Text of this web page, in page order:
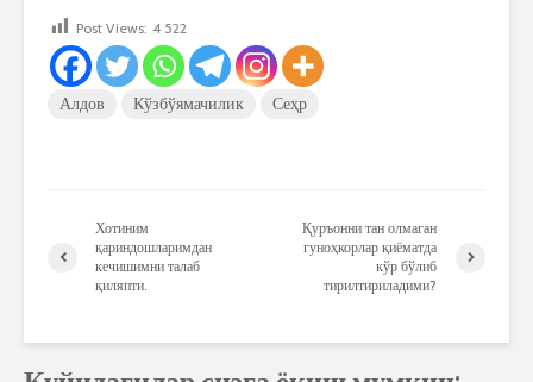
Post Views: 4 522
Алдов Кўзбўямачилик Сеҳр
Хотиним
қариндошларимдан
кечишимни талаб
қиляпти.
Қуръонни тан олмаган
гуноҳкорлар қиёматда
кўр бўлиб
тирилтириладими?